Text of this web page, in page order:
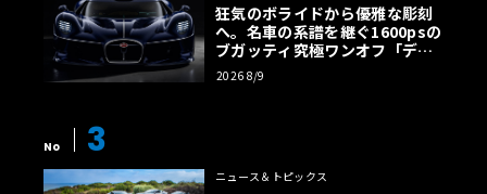
狂気のボライドから優雅な彫刻
へ。名車の系譜を継ぐ1600psの
ブガッティ究極ワンオフ「デス
トリエ」
2026 8/9
No 3
ニュース＆トピックス